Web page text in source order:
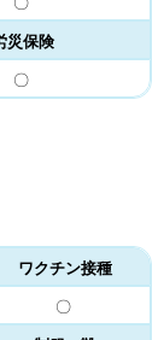
災保険
〇
ワクチン接種
〇